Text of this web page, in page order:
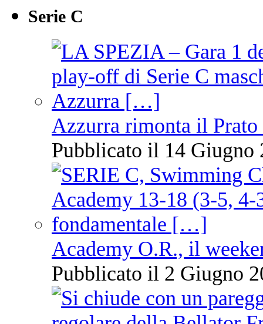
Serie C
Azzurra rimonta il Prato
Pubblicato il 14 Giugno
Academy O.R., il
Pubblicato il 2 Giugno